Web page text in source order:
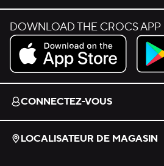
DOWNLOAD THE CROCS APP
Download on the App Store.
Get it
CONNECTEZ-VOUS
LOCALISATEUR DE MAGASIN